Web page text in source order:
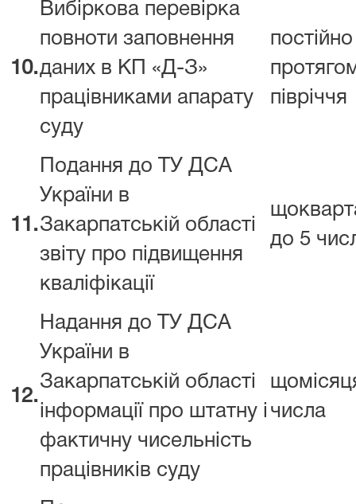
10.
Вибіркова перевірка
повноти заповнення
даних в КП «Д-З»
працівниками апарату
суду
постійно
півріччя
11.
Подання до ТУ ДСА
України в
Закарпатській області
звіту про підвищення
кваліфікації
до 5
12.
Надання до ТУ ДСА
України в
Закарпатській області
інформації про штатну і
фактичну чисельність
працівників суду
числа